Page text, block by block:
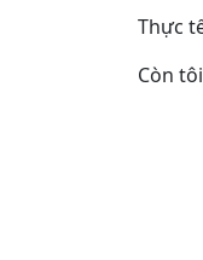
Thực
Còn